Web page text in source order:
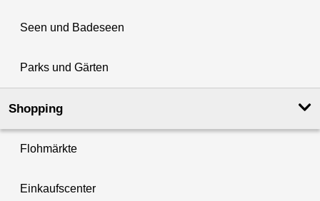
Seen und Badeseen
Parks und Gärten
Shopping
Flohmärkte
Einkaufscenter